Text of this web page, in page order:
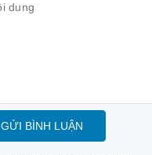
GỬI BÌNH LUẬN